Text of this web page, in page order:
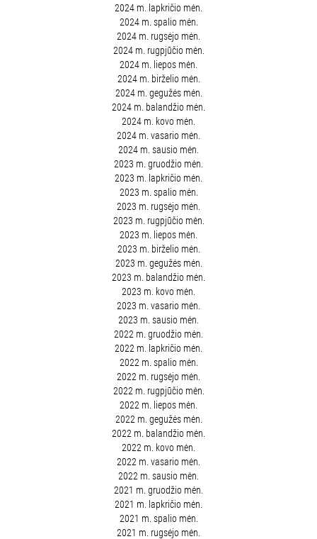
2024 m. lapkričio mėn.
2024 m. spalio mėn.
2024 m. rugsėjo mėn.
2024 m. rugpjūčio mėn.
2024 m. liepos mėn.
2024 m. birželio mėn.
2024 m. gegužės mėn.
2024 m. balandžio mėn.
2024 m. kovo mėn.
2024 m. vasario mėn.
2024 m. sausio mėn.
2023 m. gruodžio mėn.
2023 m. lapkričio mėn.
2023 m. spalio mėn.
2023 m. rugsėjo mėn.
2023 m. rugpjūčio mėn.
2023 m. liepos mėn.
2023 m. birželio mėn.
2023 m. gegužės mėn.
2023 m. balandžio mėn.
2023 m. kovo mėn.
2023 m. vasario mėn.
2023 m. sausio mėn.
2022 m. gruodžio mėn.
2022 m. lapkričio mėn.
2022 m. spalio mėn.
2022 m. rugsėjo mėn.
2022 m. rugpjūčio mėn.
2022 m. liepos mėn.
2022 m. gegužės mėn.
2022 m. balandžio mėn.
2022 m. kovo mėn.
2022 m. vasario mėn.
2022 m. sausio mėn.
2021 m. gruodžio mėn.
2021 m. lapkričio mėn.
2021 m. spalio mėn.
2021 m. rugsėjo mėn.